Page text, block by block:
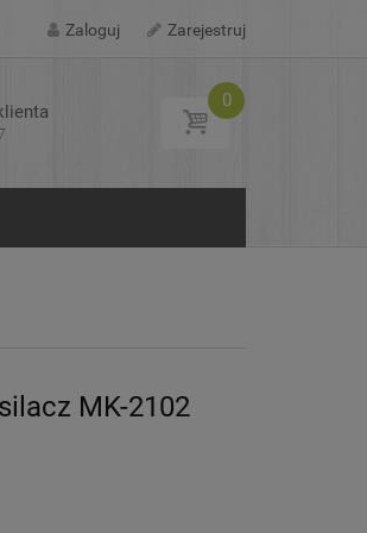
Zaloguj Zarejestruj
0
MK-2102